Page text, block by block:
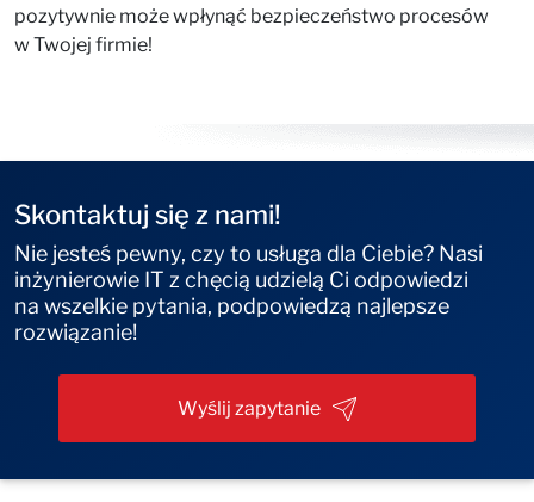
pozytywnie może wpłynąć bezpieczeństwo procesów
w Twojej firmie!
Skontaktuj się z nami!
Nie jesteś pewny, czy to usługa dla Ciebie? Nasi
inżynierowie IT z chęcią udzielą Ci odpowiedzi
na wszelkie pytania, podpowiedzą najlepsze
rozwiązanie!
Wyślij zapytanie